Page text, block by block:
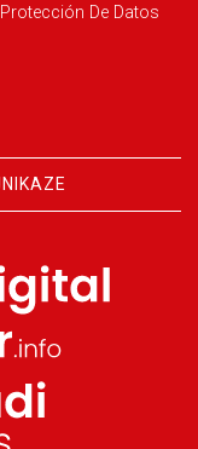
Protección De Datos